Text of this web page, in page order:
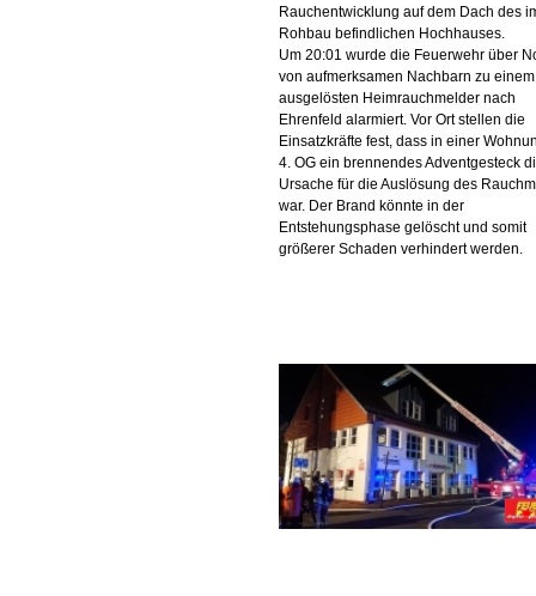
Rauchentwicklung auf dem Dach des
Rohbau befindlichen Hochhauses.
Um 20:01 wurde die Feuerwehr über
von aufmerksamen Nachbarn zu einem
ausgelösten Heimrauchmelder nach
Ehrenfeld alarmiert. Vor Ort stellen die
Einsatzkräfte fest, dass in einer
4. OG ein brennendes Adventgesteck
Ursache für die Auslösung des
war. Der Brand könnte in der
Entstehungsphase gelöscht und somit
größerer Schaden verhindert werden.